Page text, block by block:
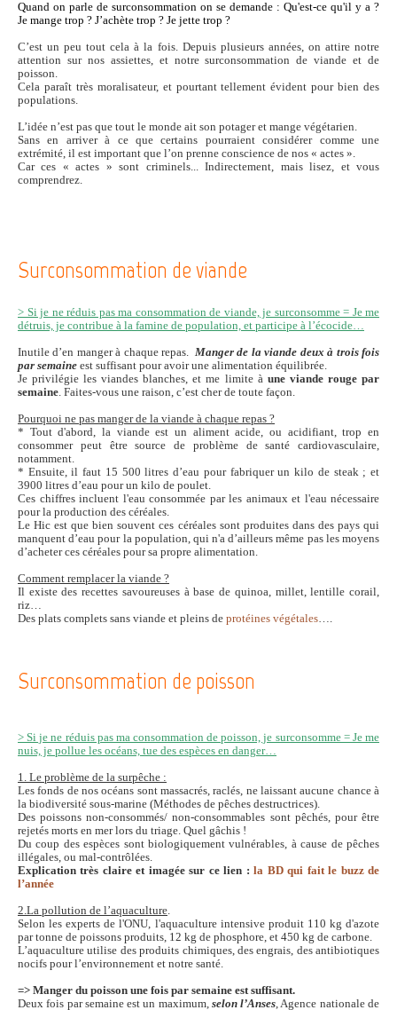
Quand on parle de surconsommation on se demande : Qu'est-ce qu'il y a ?
Je mange trop ? J’achète trop ? Je jette trop ?
C’est un peu tout cela à la fois. Depuis plusieurs années, on attire notre
attention sur nos assiettes, et notre surconsommation de viande et de
poisson.
Cela paraît très moralisateur, et pourtant tellement évident pour bien des
populations.
L’idée n’est pas que tout le monde ait son potager et mange végétarien.
Sans en arriver à ce que certains pourraient considérer comme une
extrémité, il est important que l’on prenne conscience de nos « actes ».
Car ces « actes » sont criminels... Indirectement, mais lisez, et vous
comprendrez.
Surconsommation de viande
> Si je ne réduis pas ma consommation de viande, je surconsomme = Je me
détruis, je contribue à la famine de population, et participe à l’écocide…
Inutile d’en manger à chaque repas. Manger de la viande deux à trois fois
par semaine est suffisant pour avoir une alimentation équilibrée.
Je privilégie les viandes blanches, et me limite à une viande rouge par
semaine. Faites-vous une raison, c’est cher de toute façon.
Pourquoi ne pas manger de la viande à chaque repas ?
* Tout d'abord, la viande est un aliment acide, ou acidifiant, trop en
consommer peut être source de problème de santé cardiovasculaire,
notamment.
* Ensuite, il faut 15 500 litres d’eau pour fabriquer un kilo de steak ; et
3900 litres d’eau pour un kilo de poulet.
Ces chiffres incluent l'eau consommée par les animaux et l'eau nécessaire
pour la production des céréales.
Le Hic est que bien souvent ces céréales sont produites dans des pays qui
manquent d’eau pour la population, qui n'a d’ailleurs même pas les moyens
d’acheter ces céréales pour sa propre alimentation.
Comment remplacer la viande ?
Il existe des recettes savoureuses à base de quinoa, millet, lentille corail,
riz…
Des plats complets sans viande et pleins de protéines végétales….
Surconsommation de poisson
> Si je ne réduis pas ma consommation de poisson, je surconsomme = Je me
nuis, je pollue les océans, tue des espèces en danger…
1. Le problème de la surpêche :
Les fonds de nos océans sont massacrés, raclés, ne laissant aucune chance à
la biodiversité sous-marine (Méthodes de pêches destructrices).
Des poissons non-consommés/ non-consommables sont pêchés, pour être
rejetés morts en mer lors du triage. Quel gâchis !
Du coup des espèces sont biologiquement vulnérables, à cause de pêches
illégales, ou mal-contrôlées.
Explication très claire et imagée sur ce lien :la BD qui fait le buzz de
l’année
2.La pollution de l’aquaculture.
Selon les experts de l'ONU, l'aquaculture intensive produit 110 kg d'azote
par tonne de poissons produits, 12 kg de phosphore, et 450 kg de carbone.
L’aquaculture utilise des produits chimiques, des engrais, des antibiotiques
nocifs pour l’environnement et notre santé.
=> Manger du poisson une fois par semaine est suffisant.
Deux fois par semaine est un maximum, selon l’Anses, Agence nationale de